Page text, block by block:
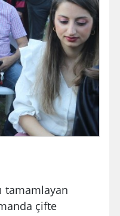
tamamlayan
çifte